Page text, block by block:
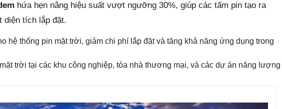
hứa hẹn nâng hiệu suất vượt ngưỡng 30%, giúp các tấm pin tạo ra
diện tích lắp đặt.
hệ thống pin mặt trời, giảm chi phí lắp đặt và tăng khả năng ứng dụng trong
trời tại các khu công nghiệp, tòa nhà thương mại, và các dự án năng lượng